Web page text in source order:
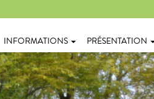
INFORMATIONS PRÉSENTATION